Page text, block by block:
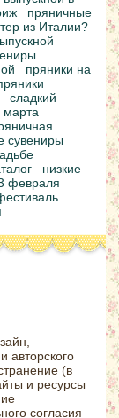
пряничные
из Италии?
пряники на
сладкий
марта
сувениры
низкие
февраля
авторского
(в
и ресурсы
согласия